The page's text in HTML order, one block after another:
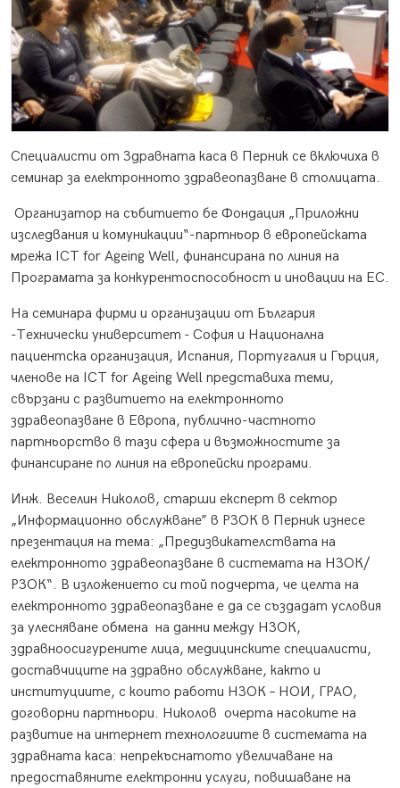
Специалисти от Здравната каса в Перник се включиха в
семинар за електронното здравеопазване в столицата.
Организатор на събитието бе Фондация „Приложни
изследвания и комуникации“-партньор в европейската
мрежа ICT for Ageing Well, финансирана по линия на
Програмата за конкурентоспособност и иновации на ЕС.
На семинара фирми и организации от България
-Технически университет - София и Национална
пациентска организация, Испания, Португалия и Гърция,
членове на ICT for Ageing Well представиха теми,
свързани с развитието на електронното
здравеопазване в Европа, публично-частното
партньорство в тази сфера и възможностите за
финансиране по линия на европейски програми.
Инж. Веселин Николов, старши експерт в сектор
„Информационно обслужване” в РЗОК в Перник изнесе
презентация на тема: „Предизвикателствата на
електронното здравеопазване в системата на НЗОК/
РЗОК“. В изложението си той подчерта, че целта на
електронното здравеопазване е да се създадат условия
за улесняване обмена на данни между НЗОК,
здравноосигурените лица, медицинските специалисти,
доставчиците на здравно обслужване, както и
институциите, с които работи НЗОК – НОИ, ГРАО,
договорни партньори. Николов очерта насоките на
развитие на интернет технологиите в системата на
здравната каса: непрекъснатото увеличаване на
предоставяните електронни услуги, повишаване на